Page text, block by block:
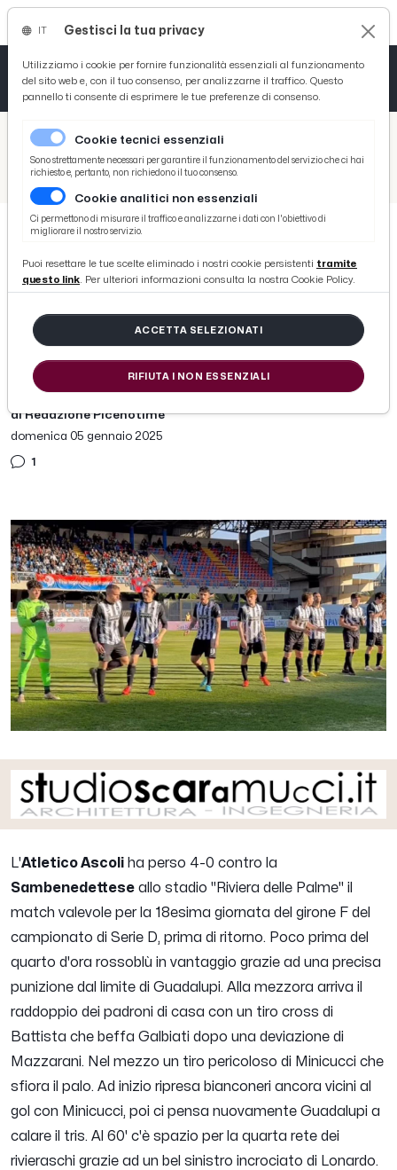
/ Picenotime
/ Atletico Ascoli
Serie D girone F, Atletico Ascoli sconfitto 4-0 dalla capolista Sambenedettese al ''Riviera delle Palme''
Serie D girone F, Atletico Ascoli
sconfitto 4-0 dalla capolista
Sambenedettese al ''Riviera delle
Palme''
di Redazione Picenotime
domenica 05 gennaio 2025
1
L'Atletico Ascoli ha perso 4-0 contro la
Sambenedettese allo stadio "Riviera delle Palme" il
match valevole per la 18esima giornata del girone F del
campionato di Serie D, prima di ritorno. Poco prima del
quarto d'ora rossoblù in vantaggio grazie ad una precisa
punizione dal limite di Guadalupi. Alla mezzora arriva il
raddoppio dei padroni di casa con un tiro cross di
Battista che beffa Galbiati dopo una deviazione di
Mazzarani. Nel mezzo un tiro pericoloso di Minicucci che
sfiora il palo. Ad inizio ripresa bianconeri ancora vicini al
gol con Minicucci, poi ci pensa nuovamente Guadalupi a
calare il tris. Al 60' c'è spazio per la quarta rete dei
rivieraschi grazie ad un bel sinistro incrociato di Lonardo.
Gestisci la tua privacy
Utilizziamo i cookie per fornire funzionalità essenziali al funzionamento
del sito web e, con il tuo consenso, per analizzarne il traffico. Questo
pannello ti consente di esprimere le tue preferenze di consenso.
Cookie tecnici essenziali
Sono strettamente necessari per garantire il funzionamento del servizio che ci hai
richiesto e, pertanto, non richiedono il tuo consenso.
Cookie analitici non essenziali
Ci permettono di misurare il traffico e analizzarne i dati con l'obiettivo di
migliorare il nostro servizio.
Puoi resettare le tue scelte eliminado i nostri cookie persistenti tramite
questo link. Per ulteriori informazioni consulta la nostra Cookie Policy.
ACCETTA SELEZIONATI
RIFIUTA I NON ESSENZIALI
Tutto News
Tutto Sport
Basket
Ciclismo
Tutto Curiosità